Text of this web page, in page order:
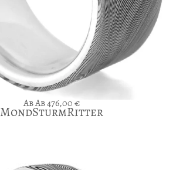
Ab476,00€
MondSturmRitter